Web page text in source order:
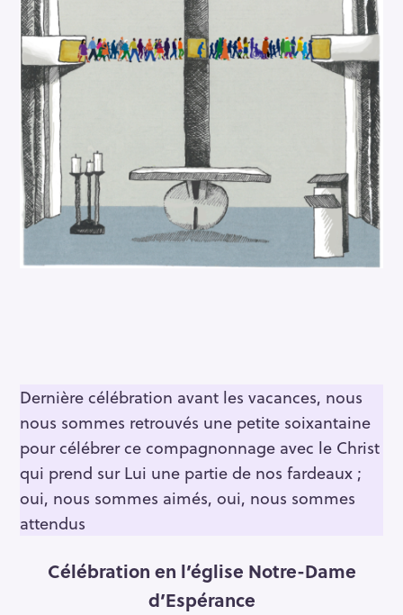
Dernière célébration avant les vacances, nous
nous sommes retrouvés une petite soixantaine
pour célébrer ce compagnonnage avec le Christ
qui prend sur Lui une partie de nos fardeaux ;
oui, nous sommes aimés, oui, nous sommes
attendus
Célébration en l’église Notre-Dame
d’Espérance